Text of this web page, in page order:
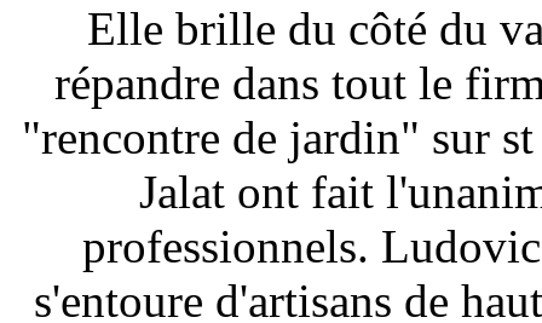
Elle brille du côté du
répandre dans tout le
"rencontre de jardin" sur
Jalat ont fait
professionnels.
s'entoure d'artisans de